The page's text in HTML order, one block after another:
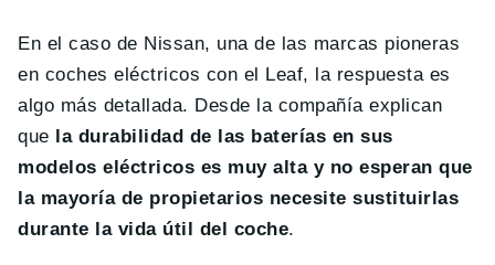
En el caso de Nissan, una de las marcas pioneras
en coches eléctricos con el Leaf, la respuesta es
algo más detallada. Desde la compañía explican
que la durabilidad de las baterías en sus
modelos eléctricos es muy alta y no esperan que
la mayoría de propietarios necesite sustituirlas
durante la vida útil del coche.